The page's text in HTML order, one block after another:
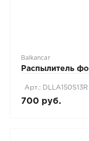
Balkancar
Распылитель
Арт.: DLLA150S13R
700 руб.